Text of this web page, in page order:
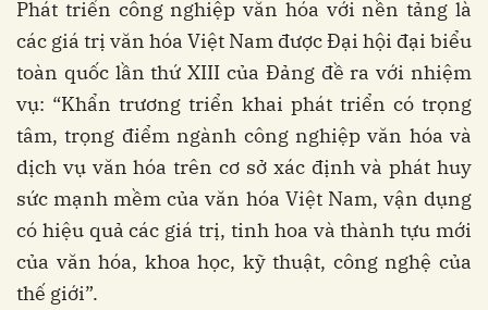
Phát triển công nghiệp văn hóa với nền tảng là
các giá trị văn hóa Việt Nam được Đại hội đại biểu
toàn quốc lần thứ XIII của Đảng đề ra với nhiệm
vụ: “Khẩn trương triển khai phát triển có trọng
tâm, trọng điểm ngành công nghiệp văn hóa và
dịch vụ văn hóa trên cơ sở xác định và phát huy
sức mạnh mềm của văn hóa Việt Nam, vận dụng
có hiệu quả các giá trị, tinh hoa và thành tựu mới
của văn hóa, khoa học, kỹ thuật, công nghệ của
thế giới”.